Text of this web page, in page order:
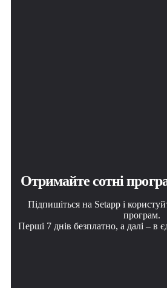
Отримайте сотні
Підпишіться на Setapp і
програм.
Перші 7 днів безплатно, а далі – в